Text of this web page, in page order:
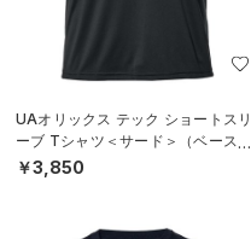
UAオリックス テック ショートスリ
ーブ Tシャツ＜サード＞（ベースボ
ール/UNISEX）
￥3,850